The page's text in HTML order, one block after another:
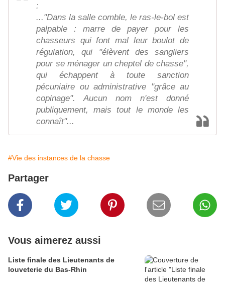
:
..."Dans la salle comble, le ras-le-bol est
palpable : marre de payer pour les
chasseurs qui font mal leur boulot de
régulation, qui "élèvent des sangliers
pour se ménager un cheptel de chasse",
qui échappent à toute sanction
pécuniaire ou administrative "grâce au
copinage". Aucun nom n'est donné
publiquement, mais tout le monde les
connaît"...
#Vie des instances de la chasse
Partager
Vous aimerez aussi
Liste finale des Lieutenants de
louveterie du Bas-Rhin